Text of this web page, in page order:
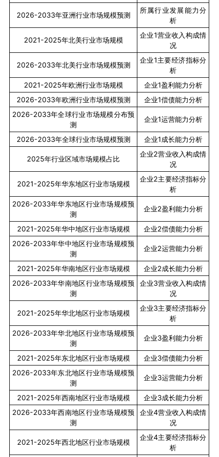
2026-2033年亚洲行业市场规模预测
所属行业发展能力分
析
2021-2025年北美行业市场规模
企业1营业收入构成情
况
2026-2033年北美行业市场规模预测
企业1主要经济指标分
析
2021-2025年欧洲行业市场规模 企业1盈利能力分析
2026-2033年欧洲行业市场规模预测 企业1偿债能力分析
2026-2033年全球行业市场规模分布预
测
企业1运营能力分析
2026-2033年全球行业市场规模预测 企业1成长能力分析
2025年行业区域市场规模占比
企业2营业收入构成情
况
2021-2025年华东地区行业市场规模
企业2主要经济指标分
析
2026-2033年华东地区行业市场规模预
测
企业2盈利能力分析
2021-2025年华中地区行业市场规模 企业2偿债能力分析
2026-2033年华中地区行业市场规模预
测
企业2运营能力分析
2021-2025年华南地区行业市场规模 企业2成长能力分析
2026-2033年华南地区行业市场规模预
测
企业3营业收入构成情
况
2021-2025年华北地区行业市场规模
企业3主要经济指标分
析
2026-2033年华北地区行业市场规模预
测
企业3盈利能力分析
2021-2025年东北地区行业市场规模 企业3偿债能力分析
2026-2033年东北地区行业市场规模预
测
企业3运营能力分析
2021-2025年西南地区行业市场规模 企业3成长能力分析
2026-2033年西南地区行业市场规模预
测
企业4营业收入构成情
况
2021-2025年西北地区行业市场规模
企业4主要经济指标分
析